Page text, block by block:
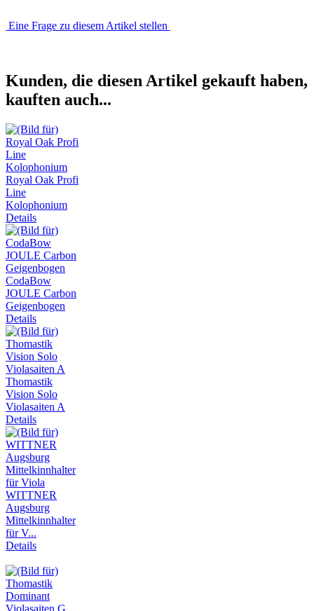
Eine Frage zu diesem Artikel stellen
Kunden, die diesen Artikel gekauft haben,
kauften auch...
Royal Oak Profi
Line
Kolophonium
Details
CodaBow
JOULE Carbon
Geigenbogen
Details
Thomastik
Vision Solo
Violasaiten A
Details
WITTNER
Augsburg
Mittelkinnhalter
für V...
Details